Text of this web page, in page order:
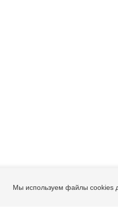
Мы используем файлы cookies